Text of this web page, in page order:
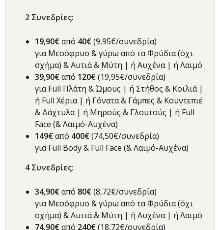
2 Συνεδρίες:
19,90€από 40€(9,95€/συνεδρία)
για Μεσόφρυο & γύρω από τα Φρύδια (όχι
σχήμα) & Αυτιά & Μύτη | ή Αυχένα | ή Λαιμό
39,90€από 120€(19,95€/συνεδρία)
για Full Πλάτη & Ώμους | ή Στήθος & Κοιλιά |
ή Full Χέρια | ή Γόνατα & Γάμπες & Κουντεπιέ
& Δάχτυλα | ή Μηρούς & Γλουτούς | ή Full
Face (& Λαιμό-Αυχένα)
149€από 400€(74,50€/συνεδρία)
για Full Body & Full Face (& Λαιμό-Αυχένα)
4 Συνεδρίες:
34,90€από 80€(8,72€/συνεδρία)
για Μεσόφρυο & γύρω από τα Φρύδια (όχι
σχήμα) & Αυτιά & Μύτη | ή Αυχένα | ή Λαιμό
74,90€από 240€(18,72€/συνεδρία)